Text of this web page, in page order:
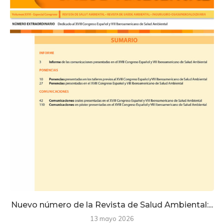
Nuevo número de la Revista de Salud Ambiental:...
13 mayo 2026